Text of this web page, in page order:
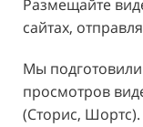
Размещайте
сайтах,
Мы
просмотров
(Сторис, Шортс).